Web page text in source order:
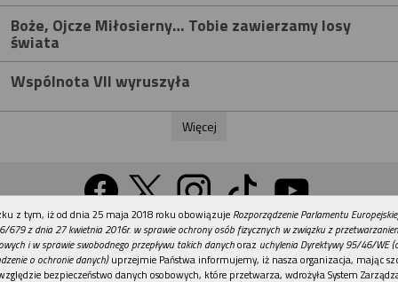
Boże, Ojcze Miłosierny… Tobie zawierzamy losy
świata
Wspólnota VII wyruszyła
Więcej
Wersja na komputer
REKLAMA
z tym, iż od dnia 25 maja 2018 roku obowiązuje Rozporządzenie Parlamentu
679 z dnia 27 kwietnia 2016r. w sprawie ochrony osób fizycznych w związku z
i w sprawie swobodnego przepływu takich danychoraz uchylenia Dyrektywy 95/46/WE
o ochronie danych)uprzejmie Państwa informujemy, iż nasza organizacja, mając
bezpieczeństwo danych osobowych, które przetwarza, wdrożyła System